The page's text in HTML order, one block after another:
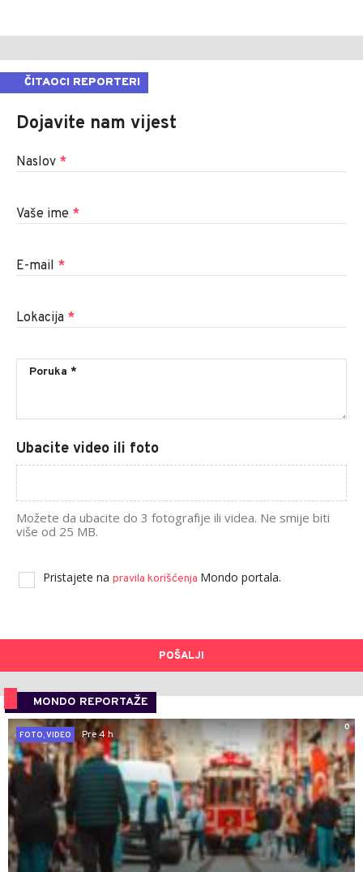
ČITAOCI REPORTERI
Dojavite nam vijest
Naslov *
Vaše ime *
E-mail *
Lokacija *
Ubacite video ili foto
Možete da ubacite do 3 fotografije ili videa. Ne smije biti
više od 25 MB.
Pristajete na pravila korišćenja Mondo portala.
POŠALJI
MONDO REPORTAŽE
0
FOTO, VIDEO
Pre 4 h